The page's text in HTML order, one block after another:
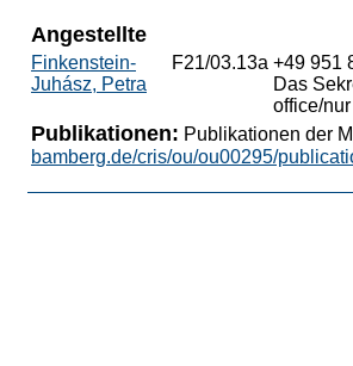
Angestellte
Finkenstein-
Juhász, Petra
F21/03.13a +49 951
Das
office/
Publikationen: Publikationen der
bamberg.de/cris/ou/ou00295/